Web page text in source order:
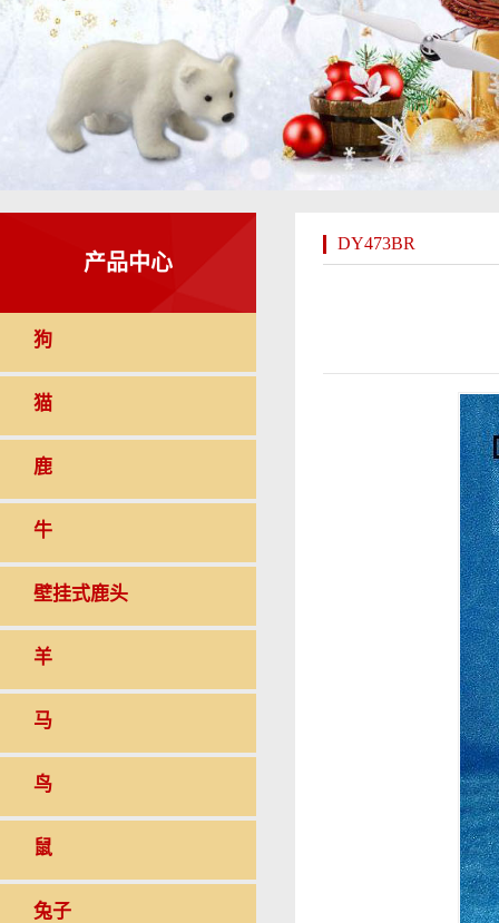
产品中心
狗
猫
鹿
牛
壁挂式鹿头
羊
马
鸟
鼠
兔子
DY473BR